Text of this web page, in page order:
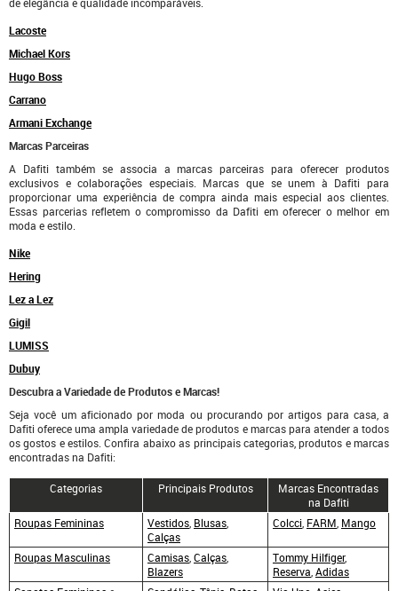
Lacoste
Michael Kors
Hugo Boss
Carrano
Armani Exchange
Marcas Parceiras
A Dafiti também se associa a marcas parceiras para oferecer produtos
exclusivos e colaborações especiais. Marcas que se unem à Dafiti para
proporcionar uma experiência de compra ainda mais especial aos clientes.
Essas parcerias refletem o compromisso da Dafiti em oferecer o melhor em
moda e estilo.
Nike
Hering
Lez a Lez
Gigil
LUMISS
Dubuy
Descubra a Variedade de Produtos e Marcas!
Seja você um aficionado por moda ou procurando por artigos para casa, a
Dafiti oferece uma ampla variedade de produtos e marcas para atender a todos
os gostos e estilos. Confira abaixo as principais categorias, produtos e marcas
encontradas na Dafiti:
Categorias Principais Produtos
Marcas Encontradas
na Dafiti
Roupas Femininas
Vestidos Blusas
Calças
Colcci FARM Mango
Roupas Masculinas Camisas Calças
Blazers
Tommy Hilfiger,
Reserva Adidas